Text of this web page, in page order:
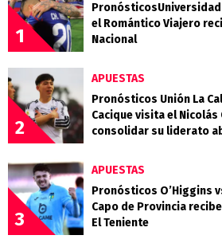
1
el Romántico Viajero
Nacional
2
APUESTAS
Pronósticos Unión La
Cacique visita el Nicolás
consolidar su liderato
3
APUESTAS
Pronósticos O’Higgins
Capo de Provincia
El Teniente